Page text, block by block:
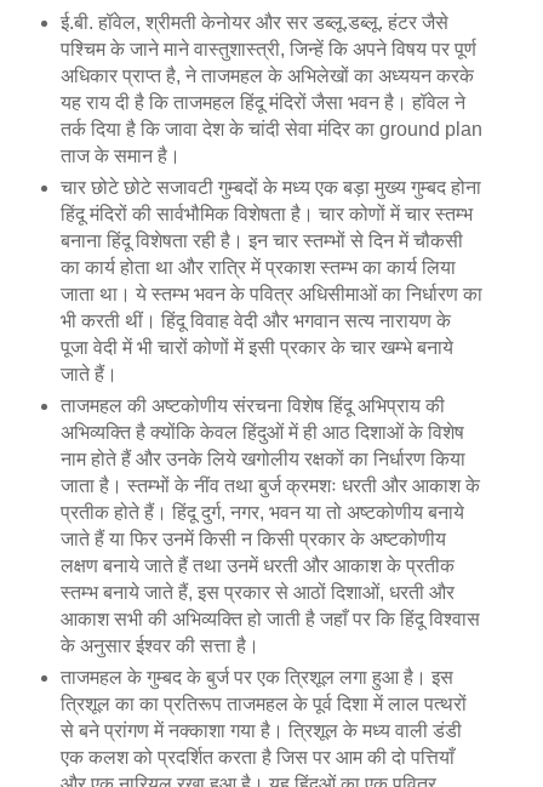
ई.बी. हॉवेल, श्रीमती केनोयर और सर डब्लू.डब्लू. हंटर जैसे
पश्चिम के जाने माने वास्तुशास्त्री, जिन्हें कि अपने विषय पर पूर्ण
अधिकार प्राप्त है, ने ताजमहल के अभिलेखों का अध्ययन करके
यह राय दी है कि ताजमहल हिंदू मंदिरों जैसा भवन है। हॉवेल ने
तर्क दिया है कि जावा देश के चांदी सेवा मंदिर का ground plan
ताज के समान है।
चार छोटे छोटे सजावटी गुम्बदों के मध्य एक बड़ा मुख्य गुम्बद होना
हिंदू मंदिरों की सार्वभौमिक विशेषता है। चार कोणों में चार स्तम्भ
बनाना हिंदू विशेषता रही है। इन चार स्तम्भों से दिन में चौकसी
का कार्य होता था और रात्रि में प्रकाश स्तम्भ का कार्य लिया
जाता था। ये स्तम्भ भवन के पवित्र अधिसीमाओं का निर्धारण का
भी करती थीं। हिंदू विवाह वेदी और भगवान सत्य नारायण के
पूजा वेदी में भी चारों कोणों में इसी प्रकार के चार खम्भे बनाये
जाते हैं।
ताजमहल की अष्टकोणीय संरचना विशेष हिंदू अभिप्राय की
अभिव्यक्ति है क्योंकि केवल हिंदुओं में ही आठ दिशाओं के विशेष
नाम होते हैं और उनके लिये खगोलीय रक्षकों का निर्धारण किया
जाता है। स्तम्भों के नींव तथा बुर्ज क्रमशः धरती और आकाश के
प्रतीक होते हैं। हिंदू दुर्ग, नगर, भवन या तो अष्टकोणीय बनाये
जाते हैं या फिर उनमें किसी न किसी प्रकार के अष्टकोणीय
लक्षण बनाये जाते हैं तथा उनमें धरती और आकाश के प्रतीक
स्तम्भ बनाये जाते हैं, इस प्रकार से आठों दिशाओं, धरती और
आकाश सभी की अभिव्यक्ति हो जाती है जहाँ पर कि हिंदू विश्वास
के अनुसार ईश्वर की सत्ता है।
ताजमहल के गुम्बद के बुर्ज पर एक त्रिशूल लगा हुआ है। इस
त्रिशूल का का प्रतिरूप ताजमहल के पूर्व दिशा में लाल पत्थरों
से बने प्रांगण में नक्काशा गया है। त्रिशूल के मध्य वाली डंडी
एक कलश को प्रदर्शित करता है जिस पर आम की दो पत्तियाँ